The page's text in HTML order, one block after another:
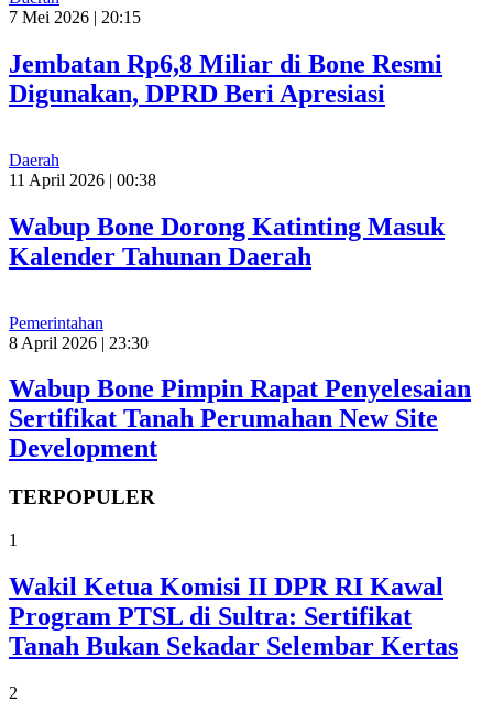
7 Mei 2026 | 20:15
Jembatan Rp6,8 Miliar di Bone Resmi
Digunakan, DPRD Beri Apresiasi
Daerah
11 April 2026 | 00:38
Wabup Bone Dorong Katinting Masuk
Kalender Tahunan Daerah
Pemerintahan
8 April 2026 | 23:30
Wabup Bone Pimpin Rapat Penyelesaian
Sertifikat Tanah Perumahan New Site
Development
TERPOPULER
1
Wakil Ketua Komisi II DPR RI Kawal
Program PTSL di Sultra: Sertifikat
Tanah Bukan Sekadar Selembar Kertas
2